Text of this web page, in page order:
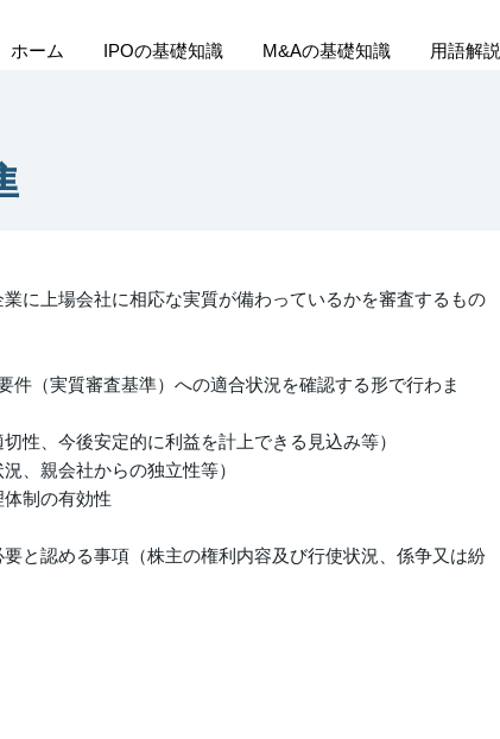
ホーム IPOの基礎知識 M&Aの基礎知識 用語解説
に上場会社に相応な実質が備わっているかを審査するもの
件（実質審査基準）への適合状況を確認する形で行わま
性、今後安定的に利益を計上できる見込み等）
、親会社からの独立性等）
体制の有効性
要と認める事項 （株主の権利内容及び行使状況、係争又は紛